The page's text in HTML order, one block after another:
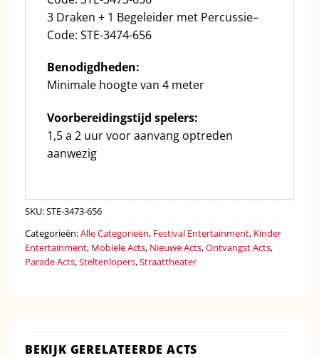
3 Draken + 1 Begeleider met Percussie–
Code: STE-3474-656
Benodigdheden:
Minimale hoogte van 4 meter
Voorbereidingstijd spelers:
1,5 a 2 uur voor aanvang optreden
aanwezig
SKU:STE-3473-656
Categorieën:Alle Categorieën, Festival Entertainment, Kinder
Entertainment, Mobiele Acts, Nieuwe Acts,Ontvangst Acts,
Parade Acts,Steltenlopers,Straattheater
BEKIJK GERELATEERDE ACTS